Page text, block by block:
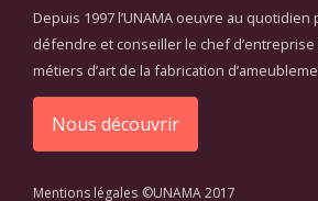
Depuis 1997 l’UNAMA oeuvre au
défendre et conseiller le chef d’entreprise
métiers d’art de la fabrication
Nous découvrir
Mentions légales ©UNAMA 2017